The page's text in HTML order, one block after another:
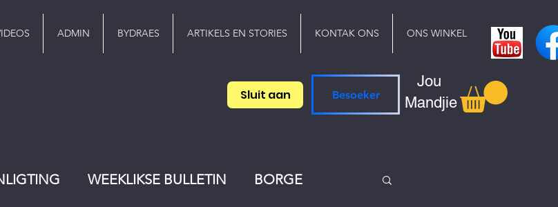
ADMIN BYDRAES ARTIKELS EN STORIES KONTAK ONS ONS WINKEL
Sluit aan Besoeker
Jou
Mandjie
WEEKLIKSE BULLETIN BORGE